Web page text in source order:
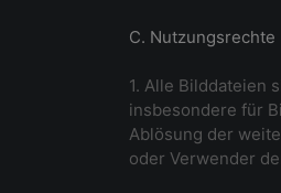
C. Nutzungsrechte
1. Alle Bilddateien
insbesondere für
Ablösung der
oder Verwender